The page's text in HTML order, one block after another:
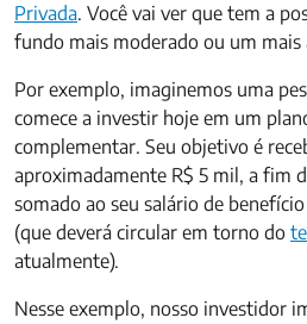
Privada. Você vai ver que tem a
fundo mais moderado ou um mais
Por exemplo, imaginemos uma
comece a investir hoje em um
complementar. Seu objetivo é
aproximadamente R$ 5 mil, a fim
somado ao seu salário de
(que deverá circular em torno do
atualmente).
Nesse exemplo, nosso investidor